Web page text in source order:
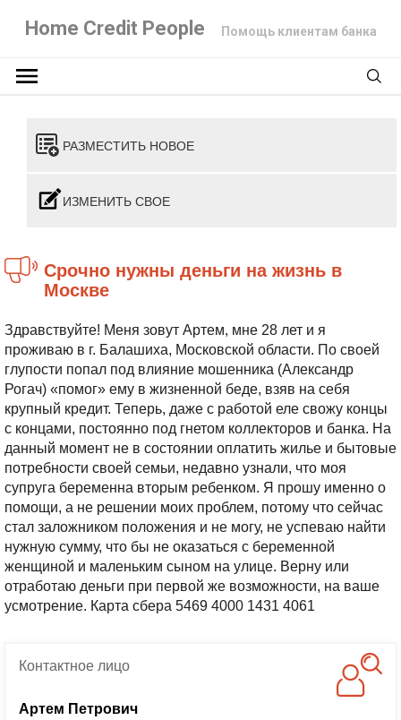
Home Credit People Помощь клиентам банка
РАЗМЕСТИТЬ НОВОЕ
ИЗМЕНИТЬ СВОЕ
Срочно нужны деньги на жизнь в
Москве
Здравствуйте! Меня зовут Артем, мне 28 лет и я
проживаю в г. Балашиха, Московской области. По своей
глупости попал под влияние мошенника (Александр
Рогач) «помог» ему в жизненной беде, взяв на себя
крупный кредит. Теперь, даже с работой еле свожу концы
с концами, постоянно под гнетом коллекторов и банка. На
данный момент не в состоянии оплатить жилье и бытовые
потребности своей семьи, недавно узнали, что моя
супруга беременна вторым ребенком. Я прошу именно о
помощи, а не решении моих проблем, потому что сейчас
стал заложником положения и не могу, не успеваю найти
нужную сумму, что бы не оказаться с беременной
женщиной и маленьким сыном на улице. Верну или
отработаю деньги при первой же возможности, на ваше
усмотрение. Карта сбера 5469 4000 1431 4061
Контактноелицо
Артем Петрович